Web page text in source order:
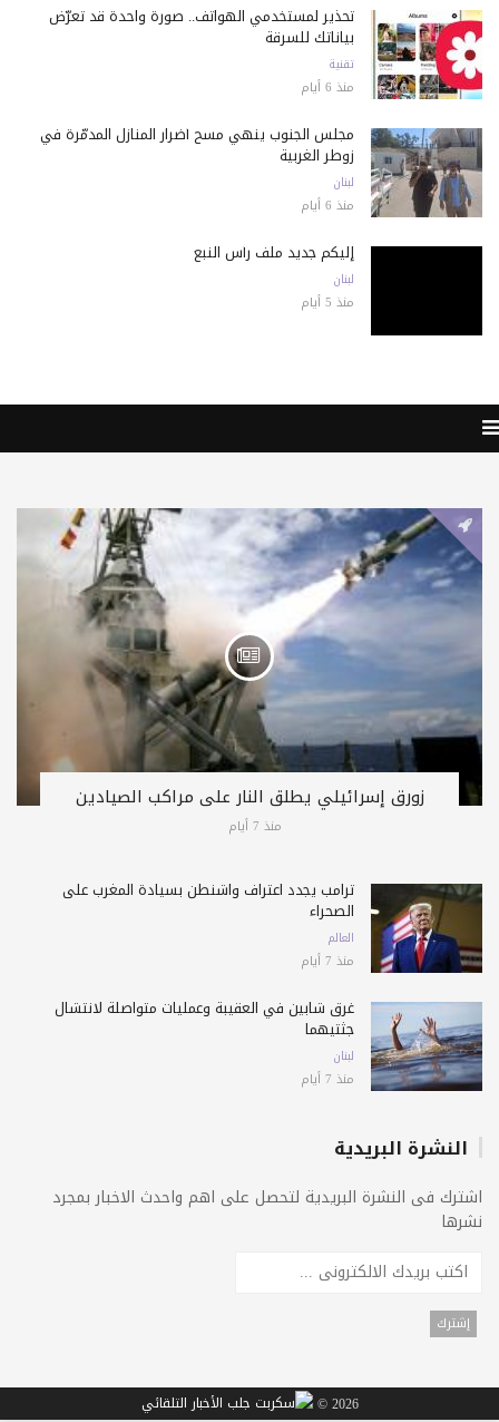
تحذير لمستخدمي الهواتف.. صورة واحدة قد تعرّض
بياناتك للسرقة
تقنية
منذ 6 أيام
مجلس الجنوب ينهي مسح أضرار المنازل المدمّرة في
زوطر الغربية
لبنان
منذ 6 أيام
إليكم جديد ملف رأس النبع
لبنان
منذ 5 أيام
زورق إسرائيلي يطلق النار على مراكب الصيادين
منذ 7 أيام
ترامب يجدد اعتراف واشنطن بسيادة المغرب على
الصحراء
العالم
منذ 7 أيام
غرق شابين في العقيبة وعمليات متواصلة لانتشال
جثتيهما
لبنان
منذ 7 أيام
النشرة البريدية
اشترك فى النشرة البريدية لتحصل على اهم واحدث الاخبار بمجرد
نشرها
2026 ©